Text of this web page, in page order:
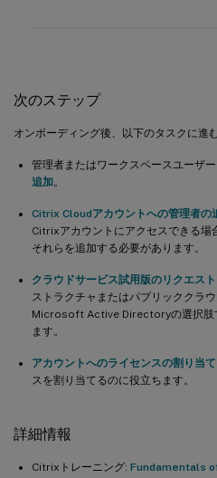
次のステップ
オンボーディング後、以下のタスクに進
管理者またはワークスペースユーザ
追加。
Citrix Cloudアカウントへの管理者の
Citrixアカウントにアクセスできる
それらを追加する必要があります。
クラウドサービス試用版のリクエスト
ストラクチャまたはパブリッククラ
Microsoft Active Directoryの選択肢
ます。
アカウントへのライセンスの割り当て
スを割り当てるのに役立ちます。
詳細情報
Citrixトレーニング: Fundamentals